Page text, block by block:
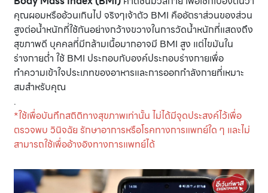
คุณผอมหรืออ้วนเกินไป จริงๆเจ้าตัว BMI คืออัตราส่วนของส่วน
สูงต่อน้ำหนักที่ใช้กันอย่างกว้างขวางในการวัดน้ำหนักที่แสดงถึง
สุขภาพดี บุคคลที่มีกล้ามเนื้อมากอาจมี BMI สูง แต่ไขมันใน
ร่างกายต่ำ ใช้ BMI ประกอบกับองค์ประกอบร่างกายเพื่อ
ทำความเข้าใจประเภทของอาหารและการออกกำลังกายที่เหมาะ
สมสำหรับคุณ
.
*ใช้เพื่อบันทึกสถิติทางสุขภาพเท่านั้น ไม่ได้มีจุดประสงค์ไว้เพื่อ
ตรวจพบ วินิจฉัย รักษาอาการหรือโรคทางการแพทย์ใด ๆ และไม่
สามารถใช้เพื่ออ้างอิงทางการแพทย์ได้